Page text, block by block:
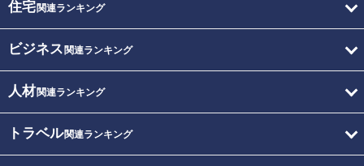
住宅関連ランキング
ビジネス 関連ランキング
人材関連ランキング
トラベル関連ランキング